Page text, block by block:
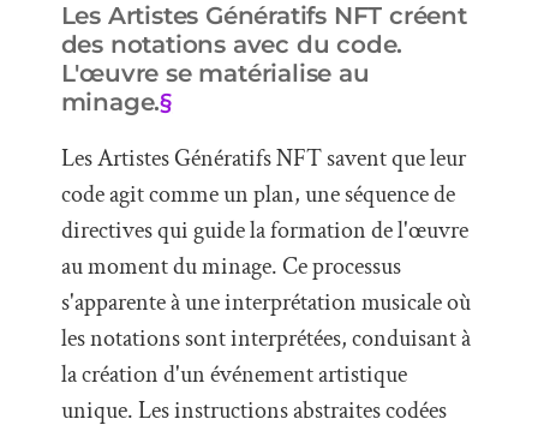
Les Artistes Génératifs NFT créent
des notations avec du code.
L'œuvre se matérialise au
minage.§
Les Artistes Génératifs NFT savent que leur
code agit comme un plan, une séquence de
directives qui guide la formation de l'œuvre
au moment du minage. Ce processus
s'apparente à une interprétation musicale où
les notations sont interprétées, conduisant à
la création d'un événement artistique
unique. Les instructions abstraites codées